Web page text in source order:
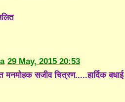
29 May, 2015 20:53
मनमोहक सजीव चित्रण.....हार्दिक बधाई